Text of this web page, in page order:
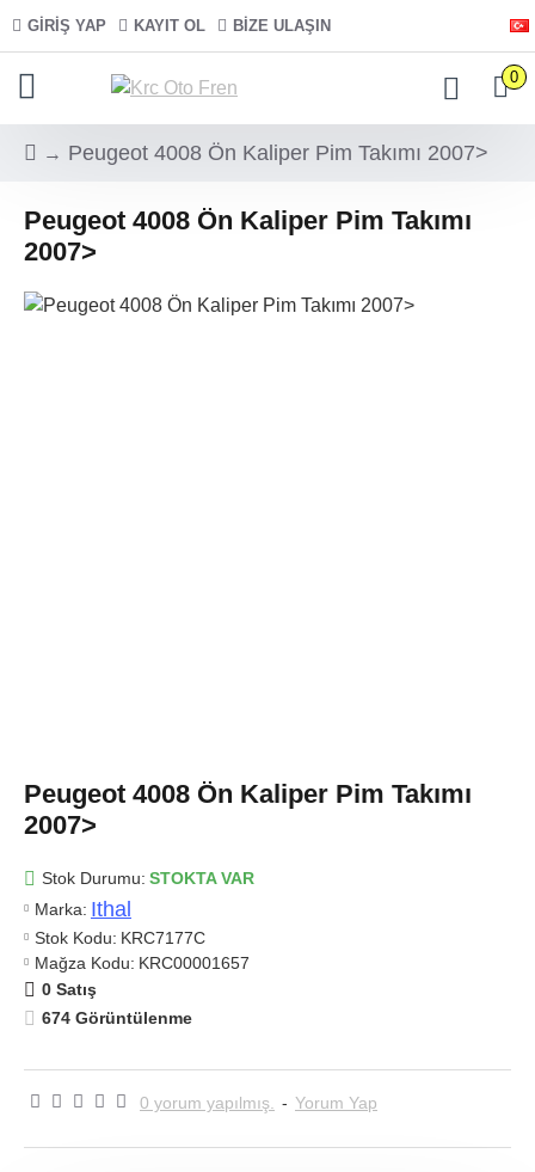
GIRIŞ YAP KAYIT OL BIZE ULAŞIN
0
Peugeot 4008 Ön Kaliper Pim Takımı 2007>
Peugeot 4008 Ön Kaliper Pim Takımı
2007>
Peugeot 4008 Ön Kaliper Pim Takımı
2007>
Stok Durumu: STOKTA VAR
Marka: Ithal
Stok Kodu: KRC7177C
Mağza Kodu: KRC00001657
0 Satış
674 Görüntülenme
0 yorum yapılmış. - Yorum Yap